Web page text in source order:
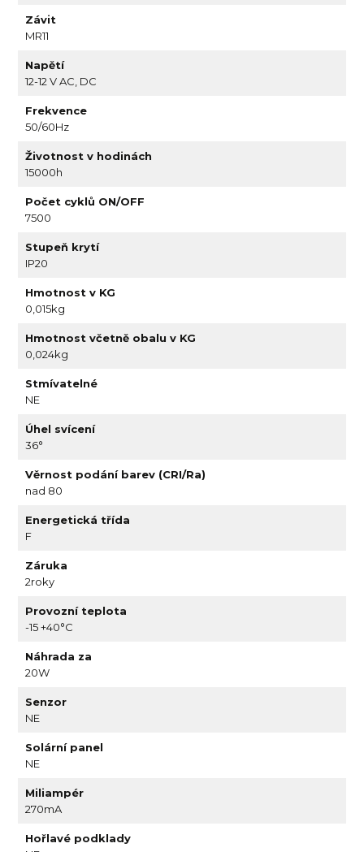
Závit
MR11
Napětí
12-12 V AC, DC
Frekvence
50/60Hz
Životnost v hodinách
15000h
Počet cyklů ON/OFF
7500
Stupeň krytí
IP20
Hmotnost v KG
0,015kg
Hmotnost včetně obalu v KG
0,024kg
Stmívatelné
NE
Úhel svícení
36°
Věrnost podání barev (CRI/Ra)
nad 80
Energetická třída
F
Záruka
2roky
Provozní teplota
-15 +40°C
Náhrada za
20W
Senzor
NE
Solární panel
NE
Miliampér
270mA
Hořlavé podklady